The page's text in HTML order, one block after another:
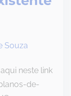
Souza
neste link
de-